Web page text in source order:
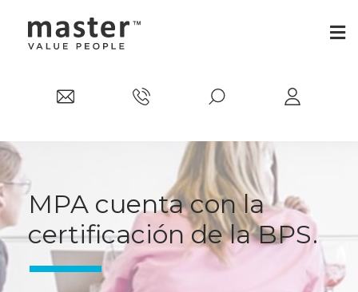
MPA cuenta con la
certificación de la BPS.